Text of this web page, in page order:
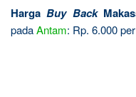
Harga Buy Back
padaAntam: Rp. 6.000